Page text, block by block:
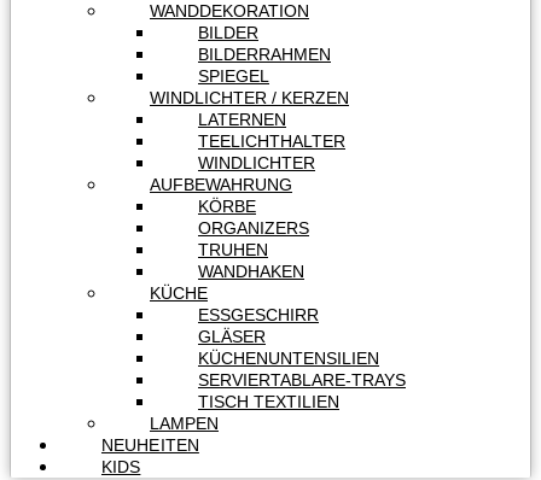
WANDDEKORATION
BILDER
BILDERRAHMEN
SPIEGEL
WINDLICHTER / KERZEN
LATERNEN
TEELICHTHALTER
WINDLICHTER
AUFBEWAHRUNG
KÖRBE
ORGANIZERS
TRUHEN
WANDHAKEN
KÜCHE
ESSGESCHIRR
GLÄSER
KÜCHENUNTENSILIEN
SERVIERTABLARE-TRAYS
TISCH TEXTILIEN
LAMPEN
NEUHEITEN
KIDS